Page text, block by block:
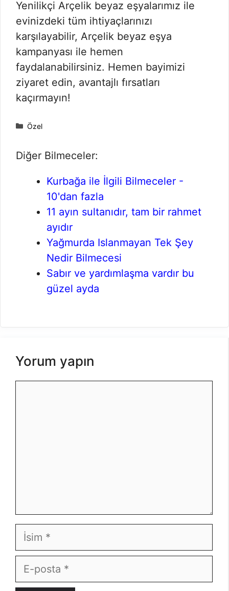
Yenilikçi Arçelik beyaz eşyalarımız ile
evinizdeki tüm ihtiyaçlarınızı
karşılayabilir, Arçelik beyaz eşya
kampanyası ile hemen
faydalanabilirsiniz. Hemen bayimizi
ziyaret edin, avantajlı fırsatları
kaçırmayın!
Kategoriler
Özel
Diğer Bilmeceler:
Kurbağa ile İlgili Bilmeceler -
10'dan fazla
11 ayın sultanıdır, tam bir rahmet
ayıdır
Yağmurda Islanmayan Tek Şey
Nedir Bilmecesi
Sabır ve yardımlaşma vardır bu
güzel ayda
Yorum yapın
İsim
E-
posta